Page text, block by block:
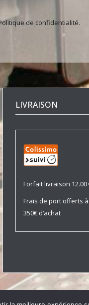
de confidentialité.
LIVRAISON
Forfait livraison 12.00
Frais de port offerts
350€ d’achat